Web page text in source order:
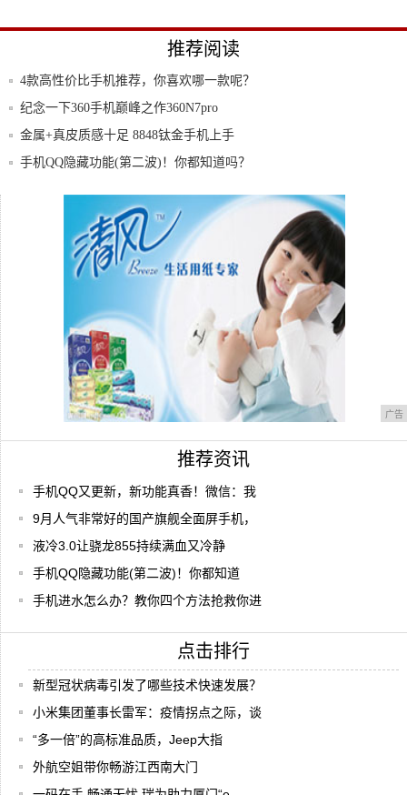
推荐阅读
4款高性价比手机推荐，你喜欢哪一款呢？
纪念一下360手机巅峰之作360N7pro
金属+真皮质感十足 8848钛金手机上手
手机QQ隐藏功能(第二波)！你都知道吗？
来看看手机如何连电视？太方便啦！
广告
推荐资讯
手机QQ又更新，新功能真香！微信：我
9月人气非常好的国产旗舰全面屏手机，
液冷3.0让骁龙855持续满血又冷静
手机QQ隐藏功能(第二波)！你都知道
手机进水怎么办？教你四个方法抢救你进
点击排行
新型冠状病毒引发了哪些技术快速发展？
小米集团董事长雷军：疫情拐点之际，谈
“多一倍”的高标准品质，Jeep大指
外航空姐带你畅游江西南大门